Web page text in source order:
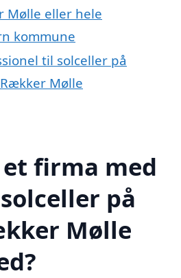
Mølle eller hele
kommune
til solceller på
Mølle
firma med
på
Mølle